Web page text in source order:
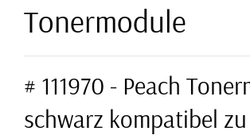
Tonermodule
# 111970 - Peach
schwarz kompatibel